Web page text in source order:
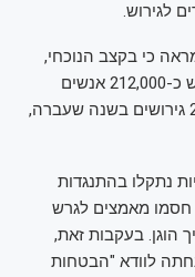
לגירוש.
כי בקצב הנוכחי,
סוכנות ההגירה ואכיפת המכס צפויה לגרש כ-212,000 אנשים
בשנת התקציב הנוכחית, פחות מ-271,484 גירושים בשנה שעברה,
נתקלו בהתנגדות
חסמו מאמצים לגרש
הוגן. בעקבות זאת,
לוודא "הבטחות